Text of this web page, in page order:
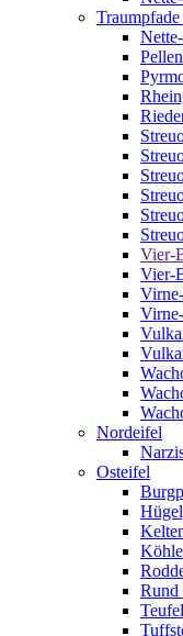
Vier-
Vier-
Nordeifel
Osteifel